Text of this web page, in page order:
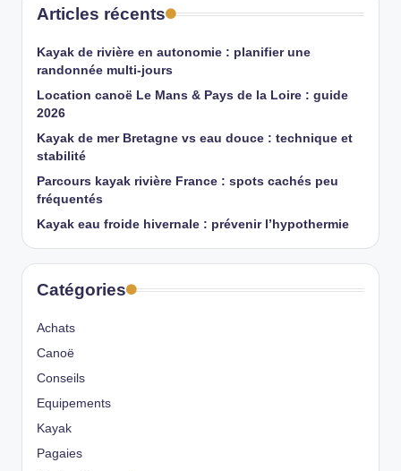
Articles récents
Kayak de rivière en autonomie : planifier une
randonnée multi-jours
Location canoë Le Mans & Pays de la Loire : guide
2026
Kayak de mer Bretagne vs eau douce : technique et
stabilité
Parcours kayak rivière France : spots cachés peu
fréquentés
Kayak eau froide hivernale : prévenir l’hypothermie
Catégories
Achats
Canoë
Conseils
Equipements
Kayak
Pagaies